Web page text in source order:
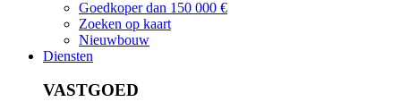
Goedkoper dan 150 000 €
Zoeken op kaart
Nieuwbouw
Diensten
VASTGOED